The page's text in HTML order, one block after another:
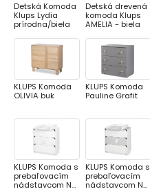
Detská Komoda
Klups Lydia
prírodna/biela
Detská drevená
komoda Klups
AMELIA - biela
KLUPS Komoda
OLIVIA buk
KLUPS Komoda
Pauline Grafit
KLUPS Komoda s
prebaľovacím
nádstavcom Nel
KLUPS Komoda s
prebaľovacím
nádstavcom Nel